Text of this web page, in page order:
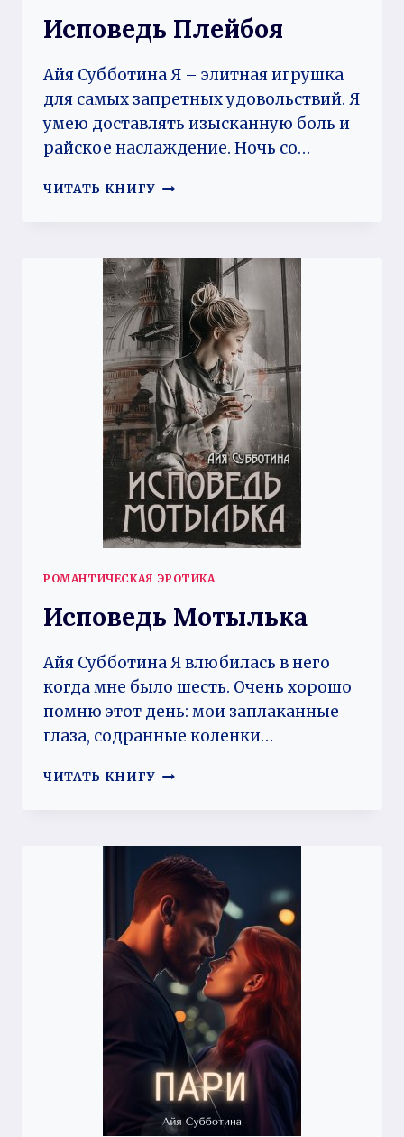
Исповедь Плейбоя
Айя Субботина Я – элитная игрушка
для самых запретных удовольствий. Я
умею доставлять изысканную боль и
райское наслаждение. Ночь со…
ЧИТАТЬ КНИГУ ИСПОВЕДЬ
РОМАНТИЧЕСКАЯ ЭРОТИКА
Исповедь Мотылька
Айя Субботина Я влюбилась в него
когда мне было шесть. Очень хорошо
помню этот день: мои заплаканные
глаза, содранные коленки…
ЧИТАТЬ КНИГУ ИСПОВЕДЬ